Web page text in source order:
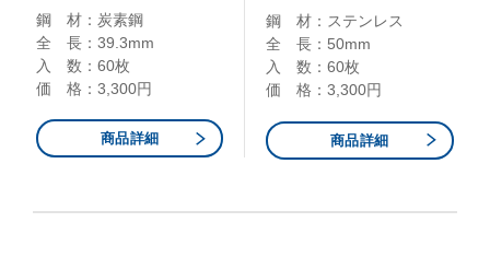
鋼 材：炭素鋼
全 長：39.3mm
入 数：60枚
価 格：3,300円
商品詳細
鋼 材：ステンレス
全 長：50mm
入 数：60枚
価 格：3,300円
商品詳細